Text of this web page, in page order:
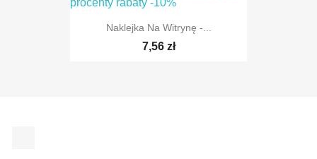
Naklejka Na Witrynę -...
7,56 zł